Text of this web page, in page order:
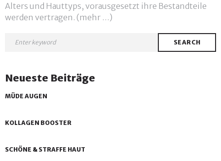
Alters und Hauttyps, vorausgesetzt ihre Bestandteile
werden vertragen. (mehr …)
SEARCH
Neueste Beiträge
MÜDE AUGEN
KOLLAGEN BOOSTER
SCHÖNE & STRAFFE HAUT